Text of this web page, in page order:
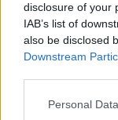
disclosure of your
IAB’s list of
also be disclosed
Downstream
Personal
Επιτροπή
συμμετοχής